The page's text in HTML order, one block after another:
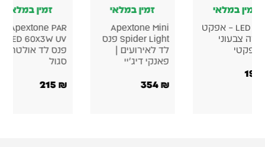
זמין במלאי
כדור LED – אפקט
צבעוני
זמין במלאי
Apextone Mini
Spider Light פנס
לד לאירועים |
פאנקי דיג'יי
₪
354
זמין במלאי
Apextone PAR
פנס לד אולטרה
סגול
₪
215